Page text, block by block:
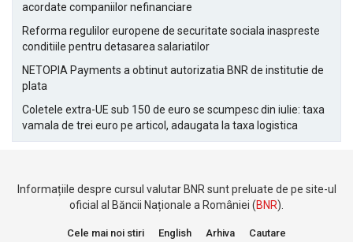
acordate companiilor nefinanciare
Reforma regulilor europene de securitate sociala inaspreste
conditiile pentru detasarea salariatilor
NETOPIA Payments a obtinut autorizatia BNR de institutie de
plata
Coletele extra-UE sub 150 de euro se scumpesc din iulie: taxa
vamala de trei euro pe articol, adaugata la taxa logistica
Informațiile despre cursul valutar BNR sunt preluate de pe site-ul
oficial al Băncii Naționale a României (BNR).
Cele mai noi stiri English Arhiva Cautare